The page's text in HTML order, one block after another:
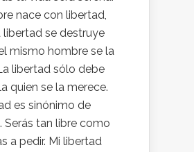
nace con libertad,
libertad se destruye
mismo hombre se la
libertad sólo debe
quien se la merece.
es sinónimo de
Serás tan libre como
a pedir. Mi libertad